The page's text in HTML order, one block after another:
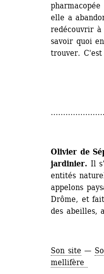
elle a
redécouvrir
savoir quoi
trouver.
Olivier de
jardinier. Il
entités
appelons
Drôme, et
des abeilles,
Son site —
mellifère